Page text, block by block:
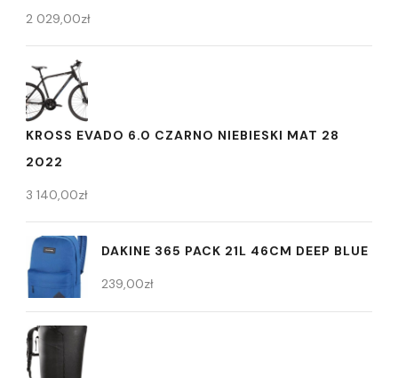
2 029,00zł
KROSS EVADO 6.0 CZARNO NIEBIESKI MAT 28
2022
3 140,00zł
DAKINE 365 PACK 21L 46CM DEEP BLUE
239,00zł